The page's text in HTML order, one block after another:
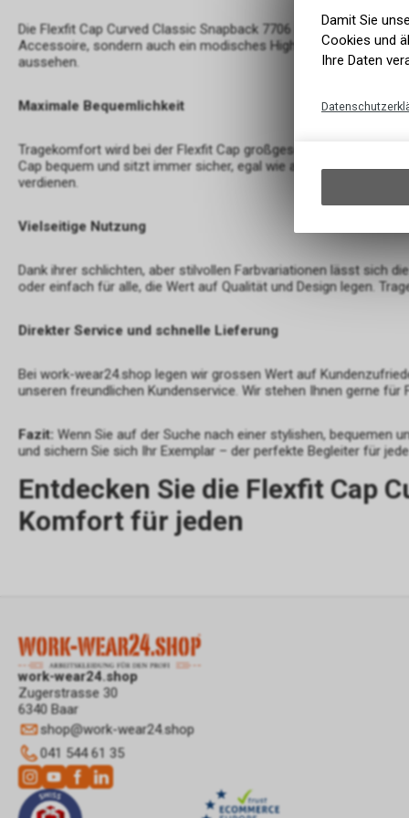
Die Flexfit Cap Curved Classic Snapback 7706 besticht durch
Accessoire, sondern auch ein modisches Highlight für jeden
aussehen.
Maximale Bequemlichkeit
Tragekomfort wird bei der Flexfit Cap großgeschrieben. Die
Cap bequem und sitzt immer sicher, egal wie aktiv Sie sind. Ob
verdienen.
Vielseitige Nutzung
Dank ihrer schlichten, aber stilvollen Farbvariationen lässt sich
oder einfach für alle, die Wert auf Qualität und Design legen.
Direkter Service und schnelle Lieferung
Bei work-wear24.shop legen wir grossen Wert auf
unseren freundlichen Kundenservice. Wir stehen Ihnen gerne für
Fazit: Wenn Sie auf der Suche nach einer stylishen, bequemen
und sichern Sie sich Ihr Exemplar – der perfekte Begleiter für
Entdecken Sie die Flexfit Cap
Komfort für jeden
work-wear24.shop
Zugerstrasse 30
6340 Baar
shop@work-wear24.shop
041 544 61 35
Damit Sie
Cookies und
Ihre Daten